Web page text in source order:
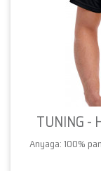
TUNING -
Anyaga: 100%